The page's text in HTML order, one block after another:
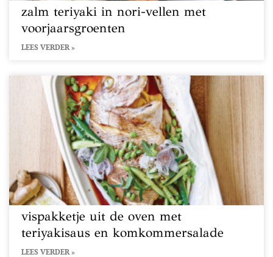
zalm teriyaki in nori-vellen met
voorjaarsgroenten
LEES VERDER »
vispakketje uit de oven met
teriyakisaus en komkommersalade
LEES VERDER »